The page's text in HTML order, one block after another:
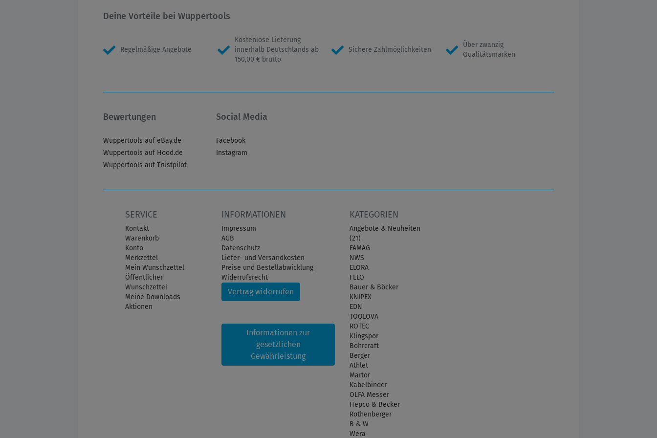
Deine Vorteile bei Wuppertools
Regelmäßige Angebote
Kostenlose Lieferung
innerhalb Deutschlands ab
150,00 € brutto
Sichere Zahlmöglichkeiten
Über zwanzig
Qualitätsmarken
Bewertungen
Wuppertools auf eBay.de
Wuppertools auf Hood.de
Wuppertools auf Trustpilot
Social Media
Facebook
Instagram
SERVICE
Kontakt
Warenkorb
Konto
Merkzettel
Mein Wunschzettel
Öffentlicher
Wunschzettel
Meine Downloads
Aktionen
INFORMATIONEN
Impressum
AGB
Datenschutz
Liefer- und Versandkosten
Preise und Bestellabwicklung
Widerrufsrecht
Vertrag widerrufen
Informationen zur
gesetzlichen
Gewährleistung
KATEGORIEN
Angebote & Neuheiten
(21)
FAMAG
NWS
ELORA
FELO
Bauer & Böcker
KNIPEX
EDN
TOOLOVA
ROTEC
Klingspor
Bohrcraft
Berger
Athlet
Martor
Kabelbinder
OLFA Messer
Hepco & Becker
Rothenberger
B & W
Wera